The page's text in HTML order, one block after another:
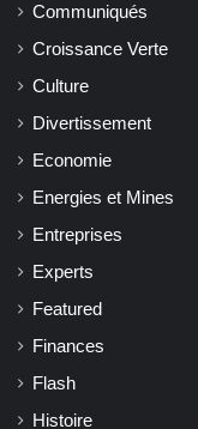
Communiqués
Croissance Verte
Culture
Divertissement
Economie
Energies et Mines
Entreprises
Experts
Featured
Finances
Flash
Histoire